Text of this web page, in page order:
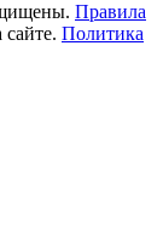
Правила
Политика